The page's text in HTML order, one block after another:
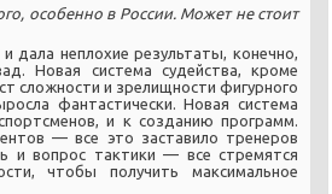
особенно в России. Может не стоит
дала неплохие результаты, конечно,
Новая система судейства, кроме
сложности и зрелищности фигурного
фантастически. Новая система
и к созданию программ.
— все это заставило тренеров
и вопрос тактики — все стремятся
чтобы получить максимальное